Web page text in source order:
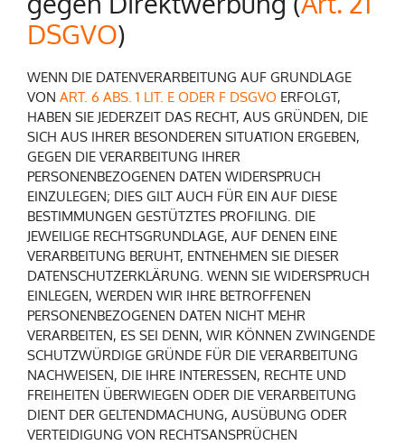
DSGVO)
WENN DIE DATENVERARBEITUNG AUF GRUNDLAGE
VON ART. 6 ABS. 1 LIT. E ODER F DSGVO ERFOLGT,
HABEN SIE JEDERZEIT DAS RECHT, AUS GRÜNDEN, DIE
SICH AUS IHRER BESONDEREN SITUATION ERGEBEN,
GEGEN DIE VERARBEITUNG IHRER
PERSONENBEZOGENEN DATEN WIDERSPRUCH
EINZULEGEN; DIES GILT AUCH FÜR EIN AUF DIESE
BESTIMMUNGEN GESTÜTZTES PROFILING. DIE
JEWEILIGE RECHTSGRUNDLAGE, AUF DENEN EINE
VERARBEITUNG BERUHT, ENTNEHMEN SIE DIESER
DATENSCHUTZERKLÄRUNG. WENN SIE WIDERSPRUCH
EINLEGEN, WERDEN WIR IHRE BETROFFENEN
PERSONENBEZOGENEN DATEN NICHT MEHR
VERARBEITEN, ES SEI DENN, WIR KÖNNEN ZWINGENDE
SCHUTZWÜRDIGE GRÜNDE FÜR DIE VERARBEITUNG
NACHWEISEN, DIE IHRE INTERESSEN, RECHTE UND
FREIHEITEN ÜBERWIEGEN ODER DIE VERARBEITUNG
DIENT DER GELTENDMACHUNG, AUSÜBUNG ODER
VERTEIDIGUNG VON RECHTSANSPRÜCHEN